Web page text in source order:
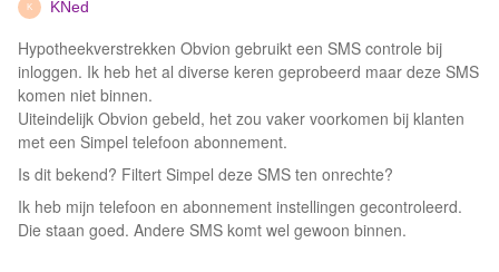
K KNed
Hypotheekverstrekken Obvion gebruikt een SMS controle bij
inloggen. Ik heb het al diverse keren geprobeerd maar deze SMS
komen niet binnen.
Uiteindelijk Obvion gebeld, het zou vaker voorkomen bij klanten
met een Simpel telefoon abonnement.
Is dit bekend? Filtert Simpel deze SMS ten onrechte?
Ik heb mijn telefoon en abonnement instellingen gecontroleerd.
Die staan goed. Andere SMS komt wel gewoon binnen.